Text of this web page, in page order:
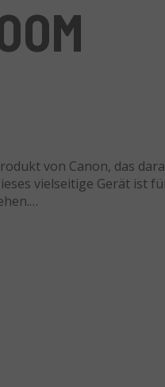
von Canon, das
vielseitige Gerät ist